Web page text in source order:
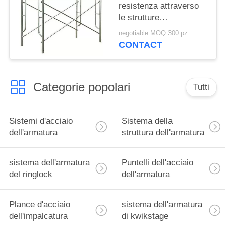
resistenza attraverso
le strutture
dell'impalcatura ha
dipinto l'armatura della
negotiable MOQ:300 pz
CONTACT
Categorie popolari Tutti
Sistemi d'acciaio
dell'armatura
Sistema della
struttura dell'armatura
sistema dell'armatura
del ringlock
Puntelli dell'acciaio
dell'armatura
Plance d'acciaio
dell'impalcatura
sistema dell'armatura
di kwikstage